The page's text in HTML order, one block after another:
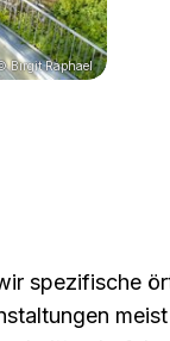
Birgit Raphael
spezifische